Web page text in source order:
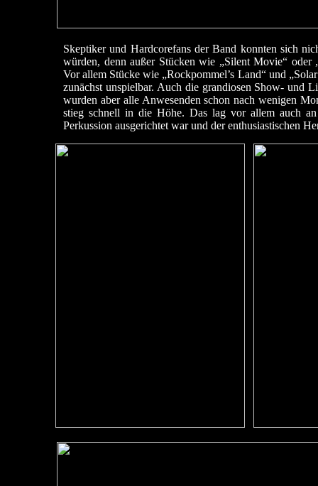
Skeptiker und Hardcorefans der Band konnten sich
würden, denn außer Stücken wie „Silent Movie“
Vor allem Stücke wie „Rockpommel’s Land“ und
zunächst unspielbar. Auch die grandiosen Show- und
wurden aber alle Anwesenden schon nach wenigen
stieg schnell in die Höhe. Das lag vor allem auch
Perkussion ausgerichtet war und der enthusiastischen